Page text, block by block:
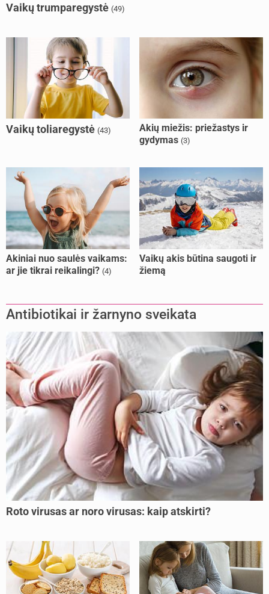
Vaikų trumparegystė (49)
Vaikų toliaregystė (43)
Akių miežis: priežastys ir
gydymas (3)
Akiniai nuo saulės vaikams:
ar jie tikrai reikalingi? (4)
Vaikų akis būtina saugoti ir
žiemą
Antibiotikai ir žarnyno sveikata
Roto virusas ar noro virusas: kaip atskirti?